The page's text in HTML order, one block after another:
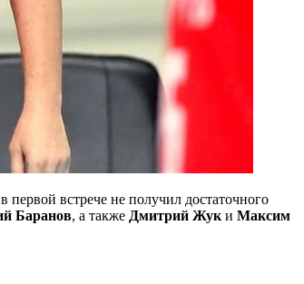
первой встрече не получил достаточного
Баранов, а также Дмитрий Жук и Максим